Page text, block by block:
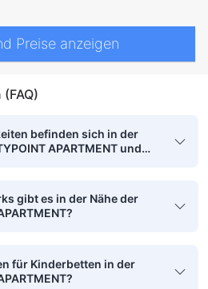
Preise anzeigen
befinden sich in der
APARTMENT und
gibt es in der Nähe der
für Kinderbetten in der